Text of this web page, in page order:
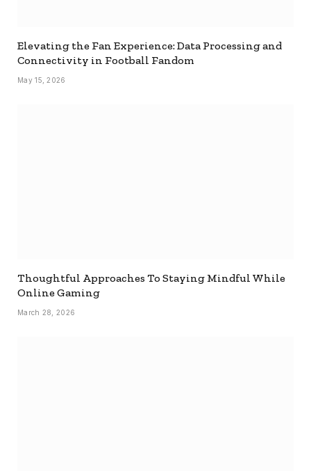
Elevating the Fan Experience: Data Processing and
Connectivity in Football Fandom
May 15, 2026
Thoughtful Approaches To Staying Mindful While
Online Gaming
March 28, 2026